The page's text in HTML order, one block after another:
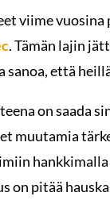
viime
. Tämän lajin
että
on saada
muutamia
hankkimalla
on pitää